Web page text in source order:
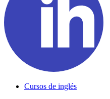
Cursos de inglés